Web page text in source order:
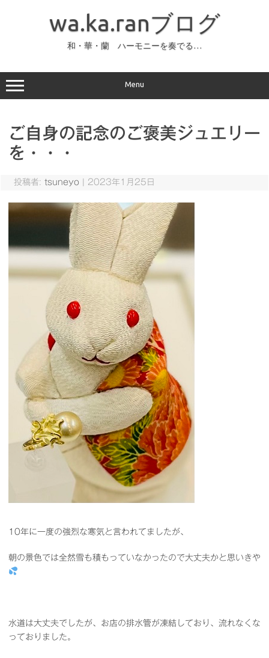
ッ
プ
wa.ka.ranブログ
和・華・蘭 ハーモニーを奏でる…
Menu
ご自身の記念のご褒美ジュエリー
を・・・
投稿者: tsuneyo 2023年1月25日
10年に一度の強烈な寒気と言われてましたが、
朝の景色では全然雪も積もっていなかったので大丈夫かと思いきや
水道は大丈夫でしたが、お店の排水管が凍結しており、流れなくな
っておりました。